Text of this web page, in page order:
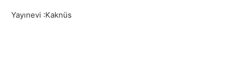
Yayınevi :Kaknüs